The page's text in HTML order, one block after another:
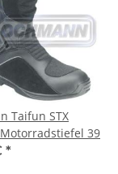
Taifun STX
39
*